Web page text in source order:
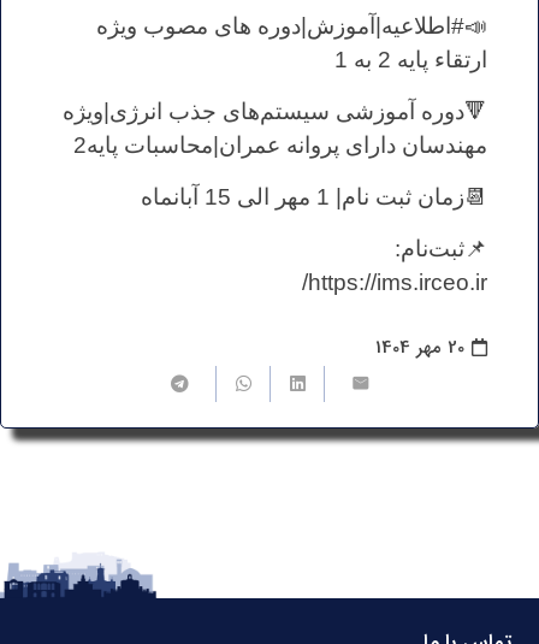
📣#اطلاعیه|آموزش|دوره های مصوب ویژه
ارتقاء پایه 2 به 1
🔻دوره آموزشی سیستم‌های جذب انرژی|ویژه
مهندسان دارای پروانه عمران|محاسبات پایه2
📆زمان ثبت نام| 1 مهر الی 15 آبانماه
📌ثبت‌نام:
https://ims.irceo.ir/
20 مهر 1404